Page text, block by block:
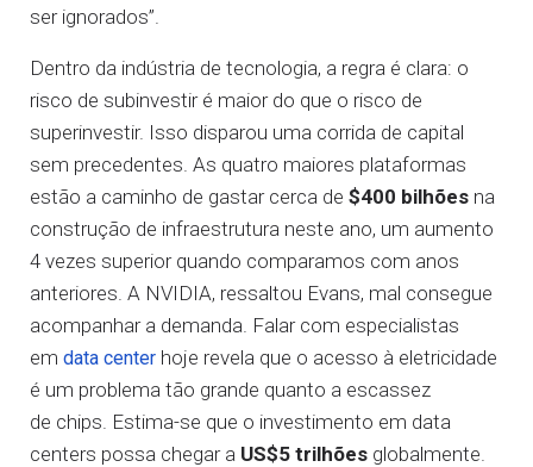
ser ignorados”.
Dentro da indústria de tecnologia, a regra é clara: o
risco de subinvestir é maior do que o risco de
superinvestir. Isso disparou uma corrida de capital
sem precedentes. As quatro maiores plataformas
estão a caminho de gastar cerca de $400 bilhões na
construção de infraestrutura neste ano, um aumento
4 vezes superior quando comparamos com anos
anteriores. A NVIDIA, ressaltou Evans, mal consegue
acompanhar a demanda. Falar com especialistas
em data center hoje revela que o acesso à eletricidade
é um problema tão grande quanto a escassez
de chips. Estima-se que o investimento em data
centers possa chegar a US$5 trilhões globalmente.